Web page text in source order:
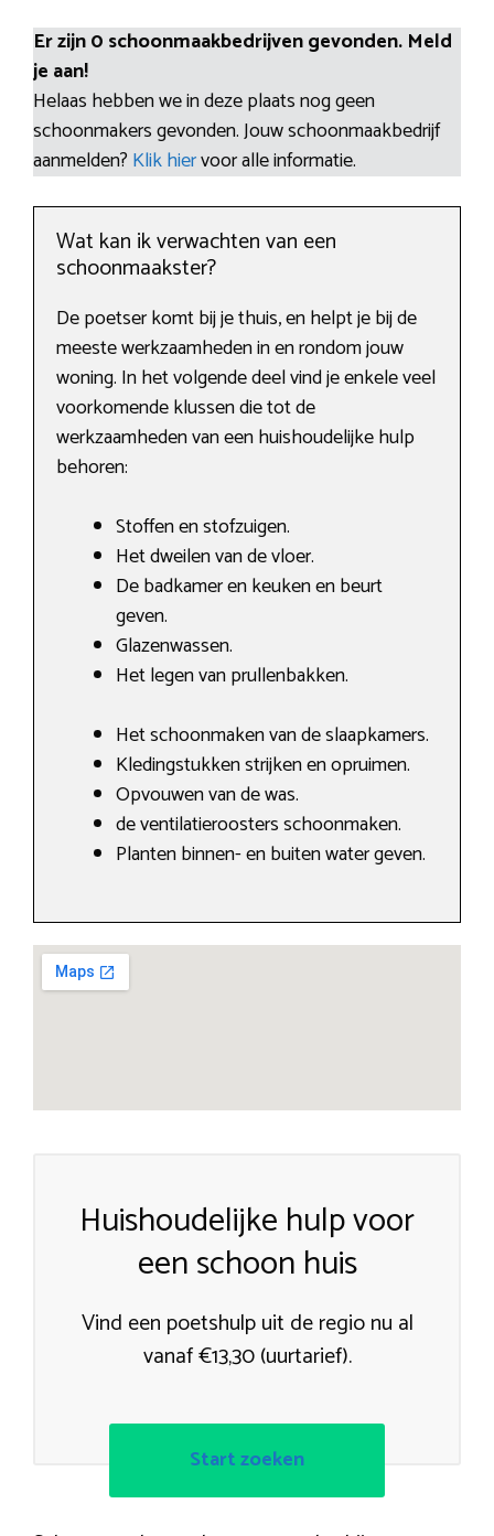
Er zijn 0 schoonmaakbedrijven gevonden. Meld
je aan!
Helaas hebben we in deze plaats nog geen
schoonmakers gevonden. Jouw schoonmaakbedrijf
aanmelden? Klik hiervoor alle informatie.
Wat kan ik verwachten van een
schoonmaakster?
De poetser komt bij je thuis, en helpt je bij de
meeste werkzaamheden in en rondom jouw
woning. In het volgende deel vind je enkele veel
voorkomende klussen die tot de
werkzaamheden van een huishoudelijke hulp
behoren:
Stoffen en stofzuigen.
Het dweilen van de vloer.
De badkamer en keuken en beurt
geven.
Glazenwassen.
Het legen van prullenbakken.
Het schoonmaken van de slaapkamers.
Kledingstukken strijken en opruimen.
Opvouwen van de was.
de ventilatieroosters schoonmaken.
Planten binnen- en buiten water geven.
Huishoudelijke hulp voor
een schoon huis
Vind een poetshulp uit de regio nu al
vanaf €13,30 (uurtarief).
Start zoeken